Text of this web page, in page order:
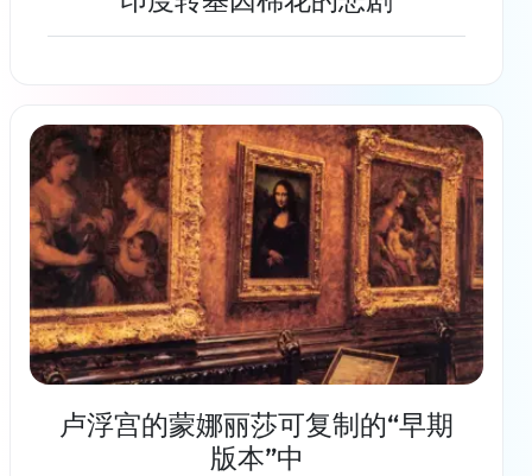
了解更多
卢浮宫的蒙娜丽莎可复制的“早期
版本”中